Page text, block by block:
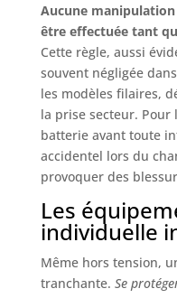
Aucune
être effectuée tant
Cette règle, aussi
souvent négligée
les modèles filaires,
la prise secteur. Pour
batterie avant toute
accidentel lors du
provoquer des
Les
individuelle
Même hors tension,
tranchante. Se